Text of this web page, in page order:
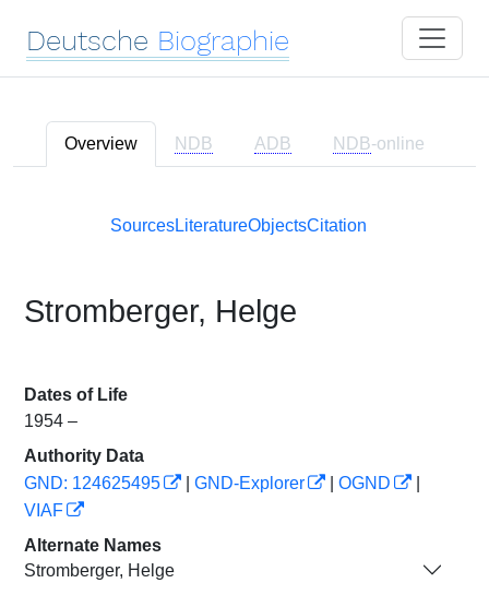
Deutsche Biographie
Overview NDB ADB NDB-online
SourcesLiteratureObjectsCitation
Stromberger, Helge
Dates of Life
1954 –
Authority Data
GND: 124625495
GND-Explorer OGND
VIAF
Alternate Names
Stromberger, Helge